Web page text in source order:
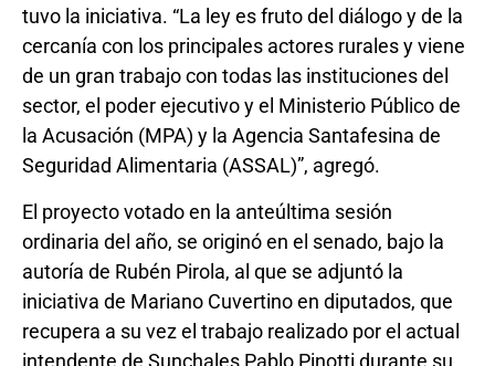
tuvo la iniciativa. “La ley es fruto del diálogo y de la
cercanía con los principales actores rurales y viene
de un gran trabajo con todas las instituciones del
sector, el poder ejecutivo y el Ministerio Público de
la Acusación (MPA) y la Agencia Santafesina de
Seguridad Alimentaria (ASSAL)”, agregó.
El proyecto votado en la anteúltima sesión
ordinaria del año, se originó en el senado, bajo la
autoría de Rubén Pirola, al que se adjuntó la
iniciativa de Mariano Cuvertino en diputados, que
recupera a su vez el trabajo realizado por el actual
intendente de Sunchales Pablo Pinotti durante su